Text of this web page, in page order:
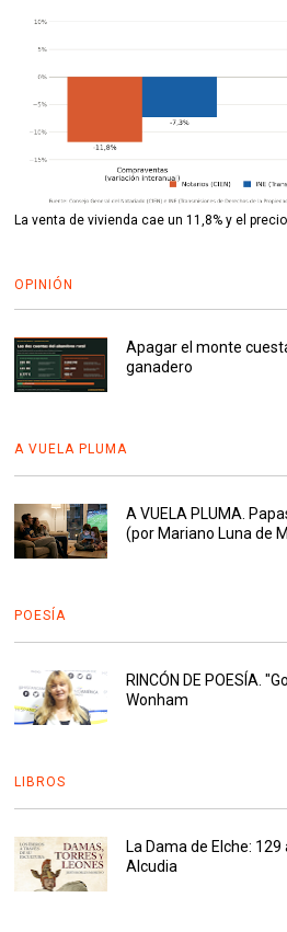
La venta de vivienda cae un 11,8% y el
OPINIÓN
Apagar el monte
ganadero
A VUELA PLUMA
A VUELA PLUMA.
(por Mariano Luna de
POESÍA
RINCÓN DE POESÍA.
Wonham
LIBROS
La Dama de Elche:
Alcudia